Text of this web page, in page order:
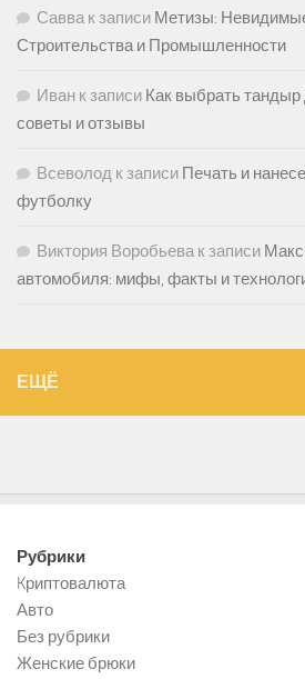
Саввак записи Метизы:
Строительства и Промышленности
Иван к записи Как выбрать
советы и отзывы
Всеволод к записи Печать и
футболку
Виктория Воробьевак записи
автомобиля: мифы, факты и
ЕЩЁ
Рубрики
Kриптовалюта
Авто
Без рубрики
Женские брюки